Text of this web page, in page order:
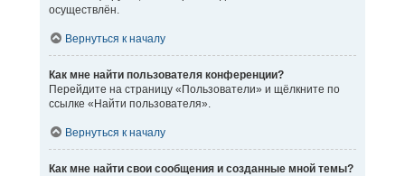
осуществлён.
Вернуться к началу
Как мне найти пользователя конференции?
Перейдите на страницу «Пользователи» и щёлкните по
ссылке «Найти пользователя».
Вернуться к началу
Как мне найти свои сообщения и созданные мной темы?